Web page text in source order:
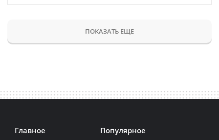
ПОКАЗАТЬ ЕЩЕ
Главное Популярное